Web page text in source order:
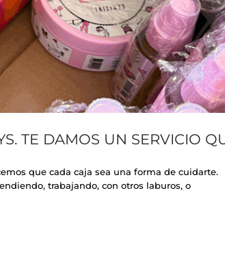
TE DAMOS UN SERVICIO
que cada caja sea una forma de cuidarte.
trabajando, con otros laburos, o